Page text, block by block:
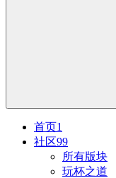
首页1
社区99
所有版块
玩杯之道